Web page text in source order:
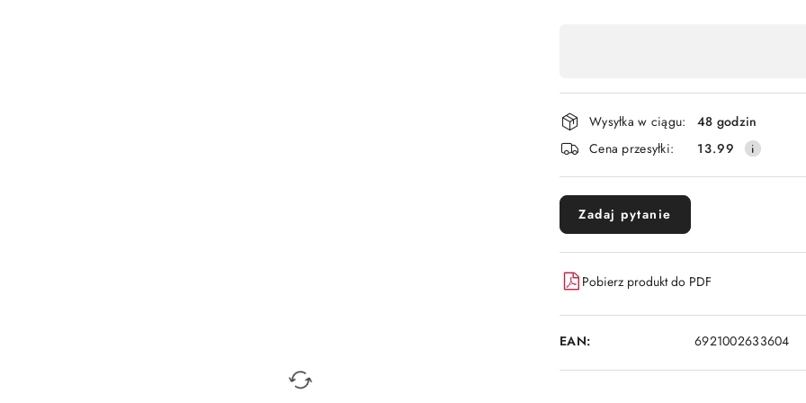
płatność
i
dostawa
Wysyłka w ciągu:
48 godzin
Cena przesyłki:
13.99
Zadaj pytanie
Pobierz produkt do PDF
EAN: 6921002633604